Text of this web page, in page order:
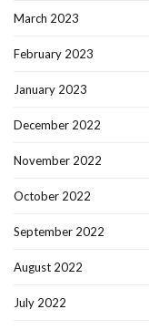
March 2023
February 2023
January 2023
December 2022
November 2022
October 2022
September 2022
August 2022
July 2022